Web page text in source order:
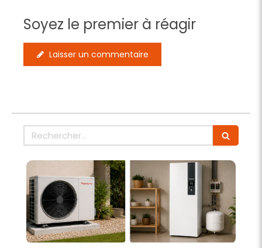
Soyez le premier à réagir
Laisser un commentaire
Rechercher